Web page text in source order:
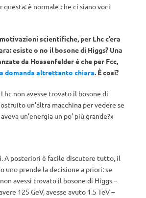
questa: è normale che ci siano voci
scientifiche, per Lhc c’era
esiste o no il bosone di Higgs? Una
da Hossenfelder è che per Fcc,
domanda altrettanto chiara. È così?
non avesse trovato il bosone di
un’altra macchina per vedere se
un’energia un po’ più grande?»
A posteriori è facile discutere tutto, il
uno prende la decisione a priori: se
avessi trovato il bosone di Higgs –
125 GeV, avesse avuto 1.5 TeV –